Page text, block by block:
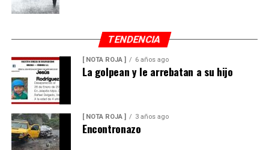
TENDENCIA
[ NOTA ROJA ] 6 años ago
La golpean y le arrebatan a su hijo
[ NOTA ROJA ] 3 años ago
Encontronazo